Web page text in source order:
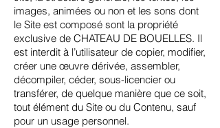
images, animées ou non et les sons dont
le Site est composé sont la propriété
exclusive de CHATEAU DE BOUELLES. Il
est interdit à l’utilisateur de copier, modifier,
créer une œuvre dérivée, assembler,
décompiler, céder, sous-licencier ou
transférer, de quelque manière que ce soit,
tout élément du Site ou du Contenu, sauf
pour un usage personnel.